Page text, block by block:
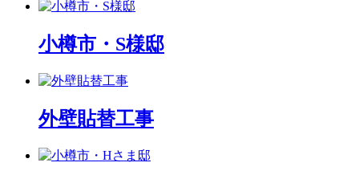
小樽市・S様邸
外壁貼替工事